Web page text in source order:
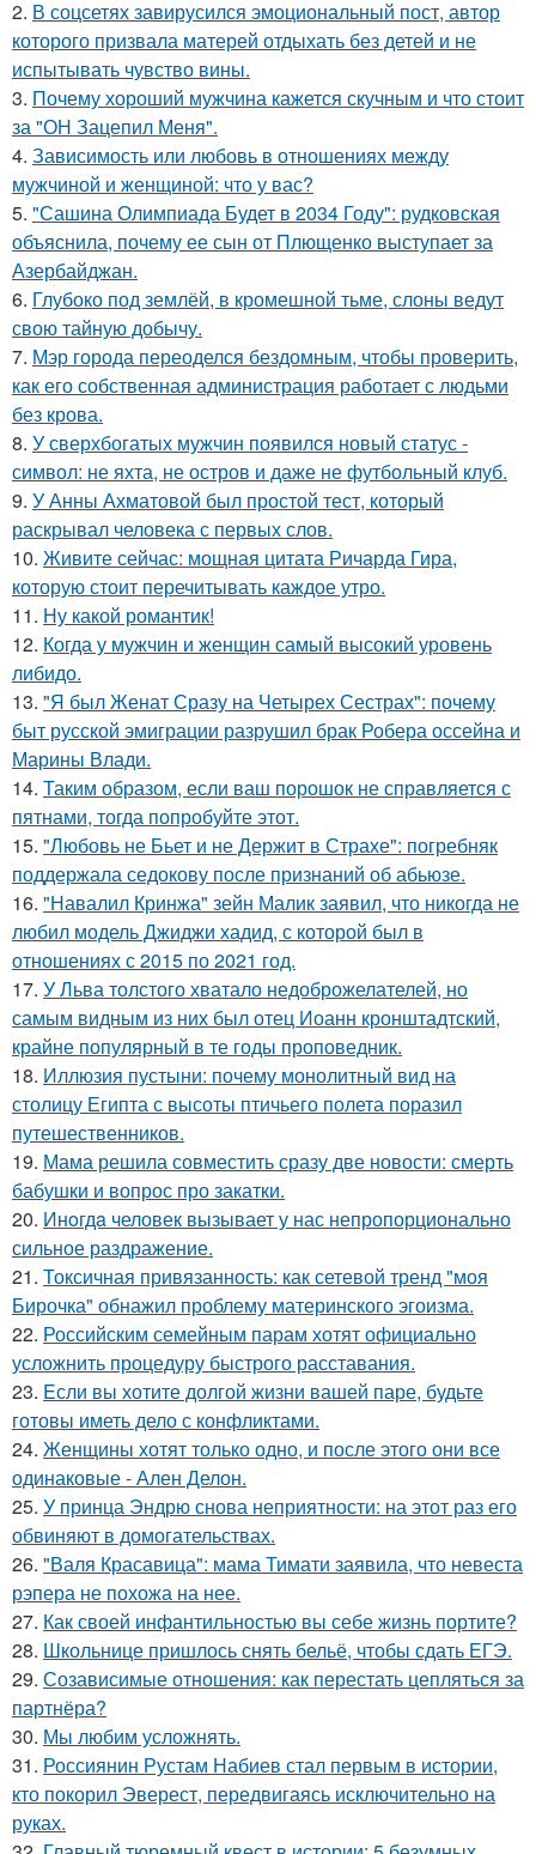
2. В соцсетях завирусился эмоциональный пост, автор
которого призвала матерей отдыхать без детей и не
испытывать чувство вины.
3. Почему хороший мужчина кажется скучным и что стоит
за "ОН Зацепил Меня".
4. Зависимость или любовь в отношениях между
мужчиной и женщиной: что у вас?
5. "Сашина Олимпиада Будет в 2034 Году": рудковская
объяснила, почему ее сын от Плющенко выступает за
Азербайджан.
6. Глубоко под землёй, в кромешной тьме, слоны ведут
свою тайную добычу.
7. Мэр города переоделся бездомным, чтобы проверить,
как его собственная администрация работает с людьми
без крова.
8. У сверхбогатых мужчин появился новый статус -
символ: не яхта, не остров и даже не футбольный клуб.
9. У Анны Ахматовой был простой тест, который
раскрывал человека с первых слов.
10. Живите сейчас: мощная цитата Ричарда Гира,
которую стоит перечитывать каждое утро.
11. Ну какой романтик!
12. Когда у мужчин и женщин самый высокий уровень
либидо.
13. "Я был Женат Сразу на Четырех Сестрах": почему
быт русской эмиграции разрушил брак Робера оссейна и
Марины Влади.
14. Таким образом, если ваш порошок не справляется с
пятнами, тогда попробуйте этот.
15. "Любовь не Бьет и не Держит в Страхе": погребняк
поддержала седокову после признаний об абьюзе.
16. "Навалил Кринжа" зейн Малик заявил, что никогда не
любил модель Джиджи хадид, с которой был в
отношениях с 2015 по 2021 год.
17. У Льва толстого хватало недоброжелателей, но
самым видным из них был отец Иоанн кронштадтский,
крайне популярный в те годы проповедник.
18. Иллюзия пустыни: почему монолитный вид на
столицу Египта с высоты птичьего полета поразил
путешественников.
19. Мама решила совместить сразу две новости: смерть
бабушки и вопрос про закатки.
20. Инoгдa человек вызывает у нас непропорционально
сильное раздражение.
21. Токсичная привязанность: как сетевой тренд "моя
Бирочка" обнажил проблему материнского эгоизма.
22. Российским семейным парам хотят официально
усложнить процедуру быстрого расставания.
23. Eсли вы хотите долгой жизни вашей паре, будьте
готовы иметь дело с конфликтами.
24. Женщины хотят только одно, и после этого они все
одинаковые - Ален Делон.
25. У принца Эндрю снова неприятности: на этот раз его
обвиняют в домогательствах.
26. "Валя Красавица": мама Тимати заявила, что невеста
рэпера не похожа на нее.
27. Как своей инфантильностью вы себе жизнь портите?
28. Школьнице пришлось снять бельё, чтобы сдать ЕГЭ.
29. Созависимые отношения: как перестать цепляться за
партнёра?
30. Мы любим усложнять.
31. Россиянин Рустам Набиев стал первым в истории,
кто покорил Эверест, передвигаясь исключительно на
руках.